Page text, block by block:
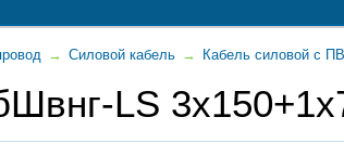
→ Силовой кабель → Кабель силовой с
LS